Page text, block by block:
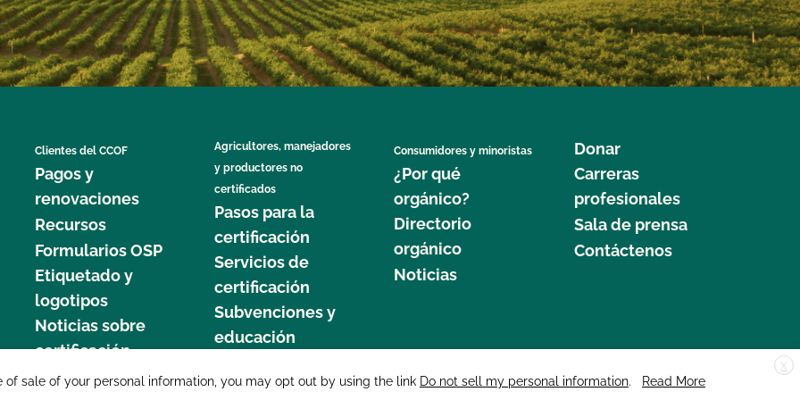
Clientes del CCOF
Pagos y
renovaciones
Recursos
Formularios OSP
Etiquetado y
logotipos
Noticias sobre
certificación
Agricultores, manejadores
y productores no
certificados
Pasos para la
certificación
Servicios de
certificación
Subvenciones y
educación
Consumidores y minoristas
¿Por qué
orgánico?
Directorio
orgánico
Noticias
Donar
Carreras
profesionales
Sala de prensa
Contáctenos
877 Cedar Street, Suite 248, Santa Cruz, CA 95060 © 2025 CCOF.org
X
sale of your personal information, you may opt out by using the link Do not sell my personal information. Read More